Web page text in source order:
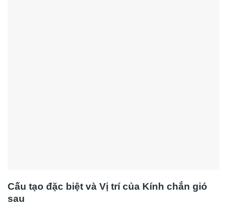
Cấu tạo đặc biệt và Vị trí của Kính chắn gió
sau